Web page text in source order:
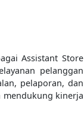
Assistant Store
pelanggan
pelaporan, dan
mendukung kinerja